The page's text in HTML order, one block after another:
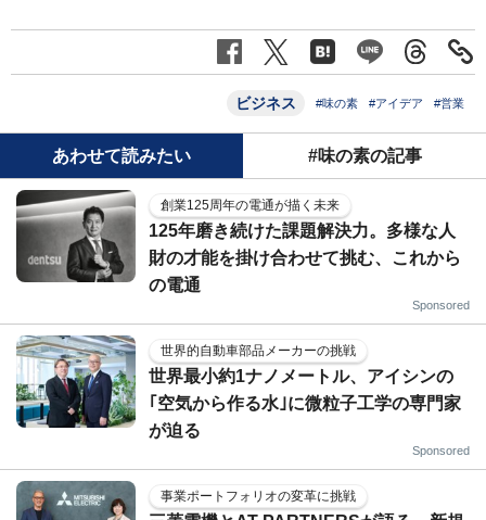
ビジネス #味の素 #アイデア #営業
あわせて読みたい #味の素の記事
創業125周年の電通が描く未来
125年磨き続けた課題解決力。多様な人
財の才能を掛け合わせて挑む、これから
の電通
Sponsored
世界的自動車部品メーカーの挑戦
世界最小約1ナノメートル、アイシンの
｢空気から作る水｣に微粒子工学の専門家
が迫る
Sponsored
事業ポートフォリオの変革に挑戦